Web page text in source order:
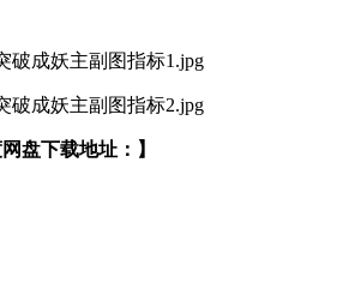
网盘下载地址：】